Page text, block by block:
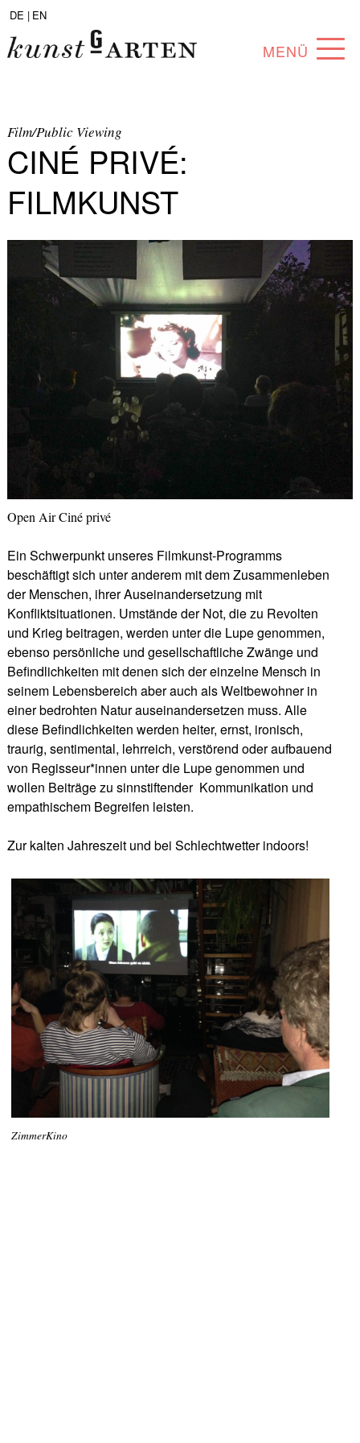
DE | EN
MENÜ
SAMMLUNG
KÜNSTLER*INNEN
PARTNER*INNEN
ANGEBOTE
Film/Public Viewing
CINÉ PRIVÉ:
FILMKUNST
Open Air Ciné privé
Ein Schwerpunkt unseres Filmkunst-Programms
beschäftigt sich unter anderem mit dem Zusammenleben
der Menschen, ihrer Auseinandersetzung mit
Konfliktsituationen. Umstände der Not, die zu Revolten
und Krieg beitragen, werden unter die Lupe genommen,
ebenso persönliche und gesellschaftliche Zwänge und
Befindlichkeiten mit denen sich der einzelne Mensch in
seinem Lebensbereich aber auch als Weltbewohner in
einer bedrohten Natur auseinandersetzen muss. Alle
diese Befindlichkeiten werden heiter, ernst, ironisch,
traurig, sentimental, lehrreich, verstörend oder aufbauend
von Regisseur*innen unter die Lupe genommen und
wollen Beiträge zu sinnstiftender Kommunikation und
empathischem Begreifen leisten.
Zur kalten Jahreszeit und bei Schlechtwetter indoors!
ZimmerKino